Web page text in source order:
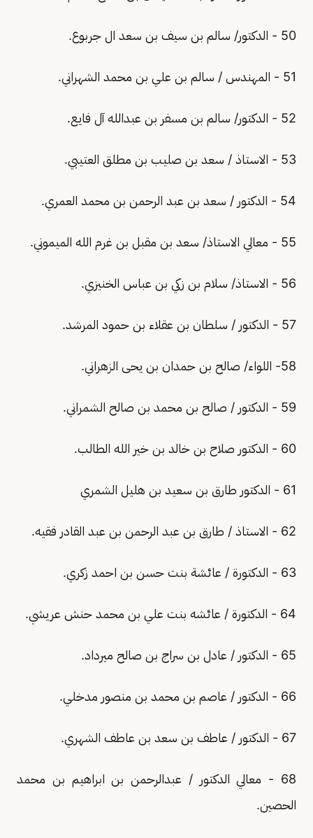
50 - الدكتور/ سالم بن سيف بن سعد ال جربوع.
51 - المهندس / سالم بن علي بن محمد الشهراني.
52 - الدكتور/ سالم بن مسفر بن عبدالله آل فايع.
53 - الاستاذ / سعد بن صليب بن مطلق العتيبي.
54 - الدكتور / سعد بن عبد الرحمن بن محمد العمري.
55 - معالي الاستاذ/ سعد بن مقبل بن غرم الله الميموني.
56 - الاستاذ/ سلام بن زكي بن عباس الخنيزي.
57 - الدكتور / سلطان بن عقلاء بن حمود المرشد.
58- اللواء/ صالح بن حمدان بن يحى الزهراني.
59 - الدكتور / صالح بن محمد بن صالح الشمراني.
60 - الدكتور صلاح بن خالد بن خير الله الطالب.
61 - الدكتور طارق بن سعيد بن هليل الشمري
62 - الاستاذ / طارق بن عبد الرحمن بن عبد القادر فقيه.
63 - الدكتورة / عائشة بنت حسن بن احمد زكري.
64 - الدكتورة / عائشه بنت علي بن محمد حنش عريشي.
65 - الدكتور / عادل بن سراج بن صالح ميرداد.
66 - الدكتور / عاصم بن محمد بن منصور مدخلي.
67 - الدكتور / عاطف بن سعد بن عاطف الشهري.
68 - معالي الدكتور / عبدالرحمن بن ابراهيم بن محمد
الحصين.